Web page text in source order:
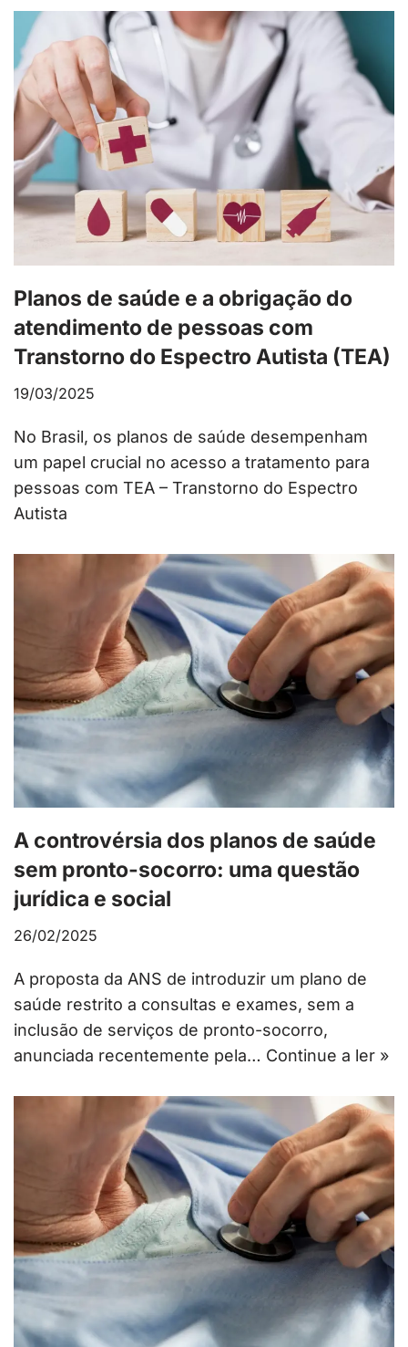
Planos de saúde e a obrigação do
atendimento de pessoas com
Transtorno do Espectro Autista (TEA)
19/03/2025
No Brasil, os planos de saúde desempenham
um papel crucial no acesso a tratamento para
pessoas com TEA – Transtorno do Espectro
Autista
A controvérsia dos planos de saúde
sem pronto-socorro: uma questão
jurídica e social
26/02/2025
A proposta da ANS de introduzir um plano de
saúde restrito a consultas e exames, sem a
inclusão de serviços de pronto-socorro,
anunciada recentemente pela… Continue a ler »